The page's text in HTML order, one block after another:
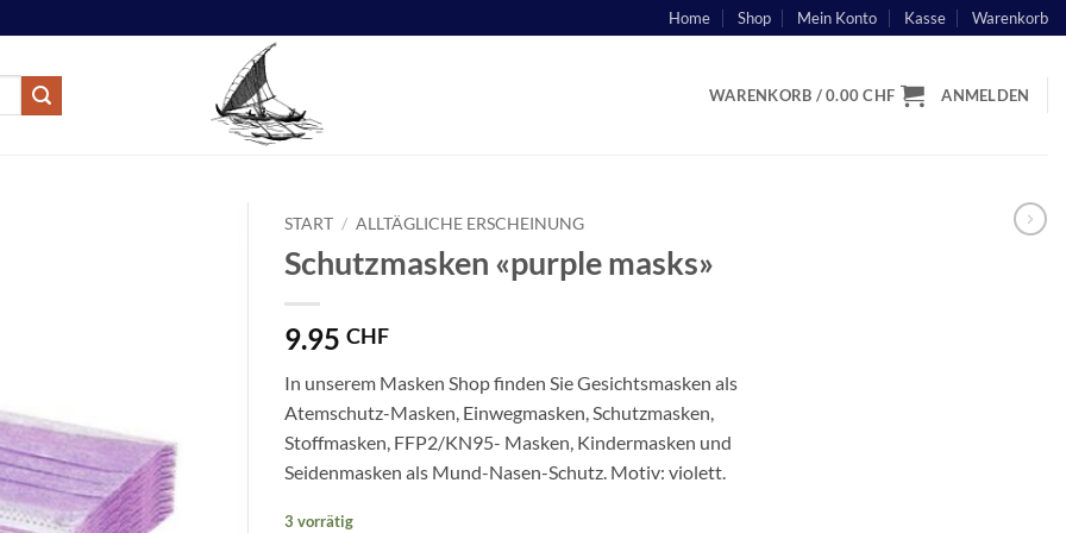
Home Shop Mein Konto Kasse Warenkorb
WARENKORB /0.00CHF ANMELDEN
START / ALLTÄGLICHE ERSCHEINUNG
Schutzmasken «purple masks»
9.95 CHF
In unserem Masken Shop finden Sie Gesichtsmasken als
Atemschutz-Masken, Einwegmasken, Schutzmasken,
Stoffmasken, FFP2/KN95- Masken, Kindermasken und
Seidenmasken als Mund-Nasen-Schutz. Motiv: violett.
3 vorrätig